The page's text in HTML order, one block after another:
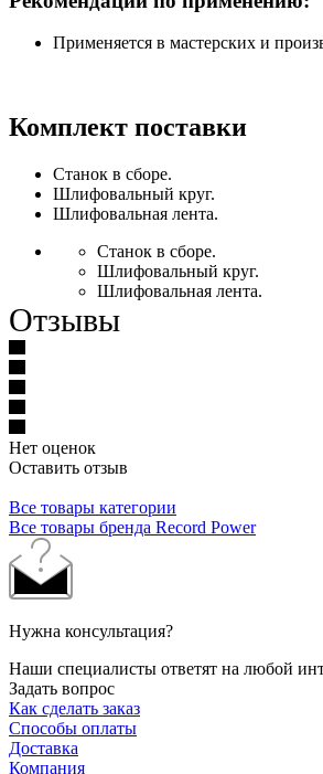
Применяется в мастерских и
Комплект поставки
Станок в сборе.
Шлифовальный круг.
Шлифовальная лента.
Станок в сборе.
Шлифовальный круг.
Шлифовальная лента.
Отзывы
Нет оценок
Оставить отзыв
Все товары категории
Все товары бренда Record Power
Нужна консультация?
Наши специалисты ответят на любой
Задать вопрос
Как сделать заказ
Способы оплаты
Доставка
Компания